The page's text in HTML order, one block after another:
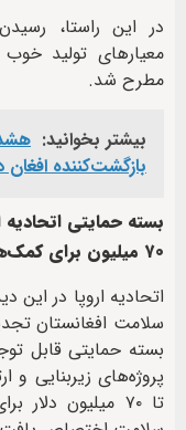
در این راستا،
مطرح شد.
بیشتر بخوانید:
بازگشت‌کننده
۷۰ میلیون برای کمک‌های بشردوستانه
اتحادیه اروپا در این
سلامت افغانستان
تا ۷۰ میلیون